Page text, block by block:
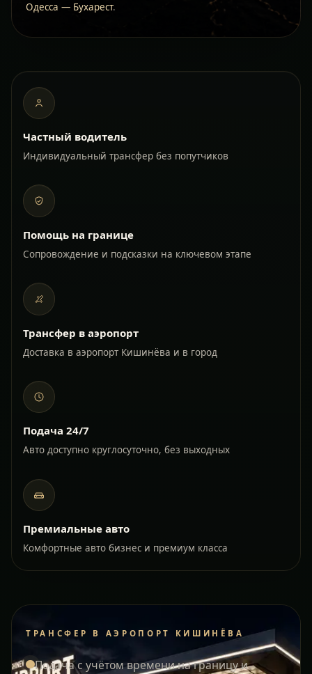
Одесса — Бухарест.
Частный водитель
Индивидуальный трансфер без попутчиков
Помощь на границе
Сопровождение и подсказки на ключевом этапе
Трансфер в аэропорт
Доставка в аэропорт Кишинёва и в город
Подача 24/7
Авто доступно круглосуточно, без выходных
Премиальные авто
Комфортные авто бизнес и премиум класса
ТРАНСФЕР В АЭРОПОРТ КИШИНЁВА
Подача с учётом времени на границу и